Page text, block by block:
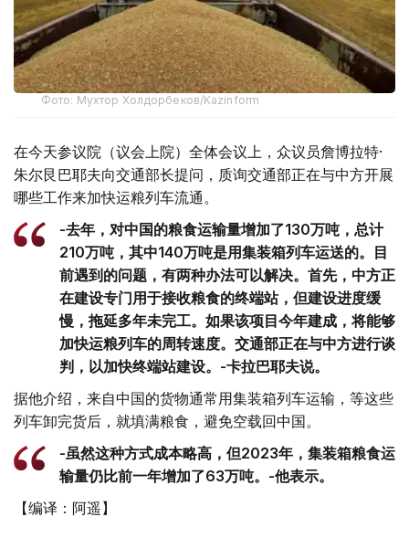
Фото: Мухтор Холдорбеков/Kazinform
在今天参议院（议会上院）全体会议上，众议员詹博拉特·
朱尔艮巴耶夫向交通部长提问，质询交通部正在与中方开展
哪些工作来加快运粮列车流通。
-去年，对中国的粮食运输量增加了130万吨，总计
210万吨，其中140万吨是用集装箱列车运送的。目
前遇到的问题，有两种办法可以解决。首先，中方正
在建设专门用于接收粮食的终端站，但建设进度缓
慢，拖延多年未完工。如果该项目今年建成，将能够
加快运粮列车的周转速度。交通部正在与中方进行谈
判，以加快终端站建设。-卡拉巴耶夫说。
据他介绍，来自中国的货物通常用集装箱列车运输，等这些
列车卸完货后，就填满粮食，避免空载回中国。
-虽然这种方式成本略高，但2023年，集装箱粮食运
输量仍比前一年增加了63万吨。-他表示。
【编译：阿遥】